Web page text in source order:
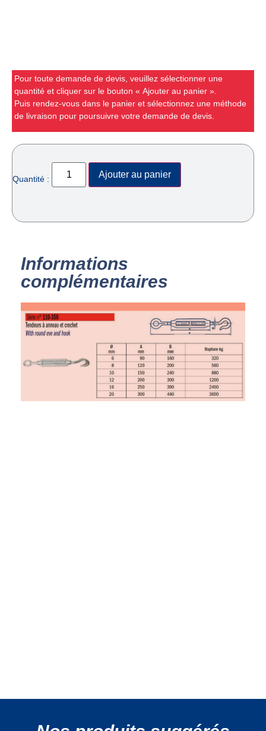
Pour toute demande de devis, veuillez sélectionner une
quantité et cliquer sur le bouton « Ajouter au panier ».
Puis rendez-vous dans le panier et sélectionnez une méthode
de livraison pour poursuivre votre demande de devis.
Quantité : Ajouter au panier
Informations
complémentaires